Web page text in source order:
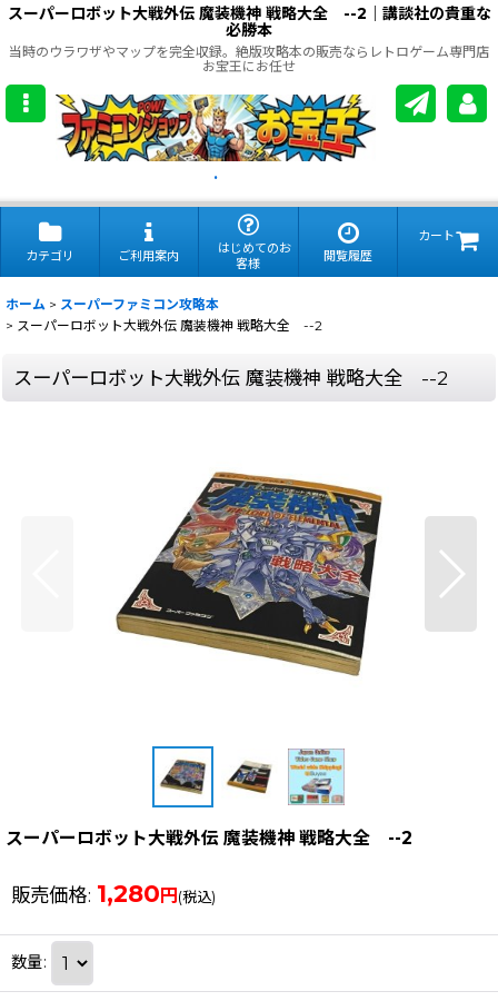
スーパーロボット大戦外伝 魔装機神 戦略大全 --2｜講談社の貴重な
必勝本
当時のウラワザやマップを完全収録。絶版攻略本の販売ならレトロゲーム専門店
お宝王にお任せ
.
カテゴリ ご利用案内
はじめてのお
客様
閲覧履歴
カート
ホーム > スーパーファミコン攻略本
> スーパーロボット大戦外伝 魔装機神 戦略大全 --2
スーパーロボット大戦外伝 魔装機神 戦略大全 --2
スーパーロボット大戦外伝 魔装機神 戦略大全 --2
販売価格: 1,280 円 (税込)
数量: